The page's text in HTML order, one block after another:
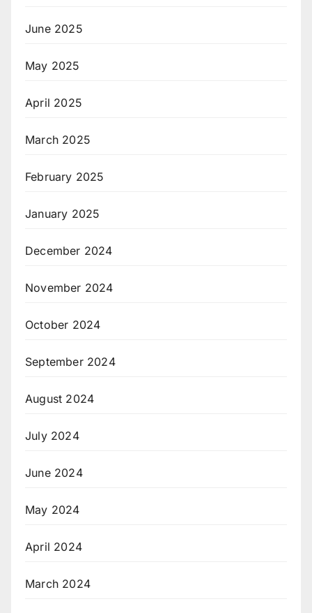
June 2025
May 2025
April 2025
March 2025
February 2025
January 2025
December 2024
November 2024
October 2024
September 2024
August 2024
July 2024
June 2024
May 2024
April 2024
March 2024